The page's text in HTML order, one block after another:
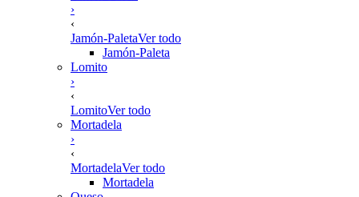
›
‹
Jamón-PaletaVer todo
Jamón-Paleta
Lomito
›
‹
LomitoVer todo
Mortadela
›
‹
MortadelaVer todo
Mortadela